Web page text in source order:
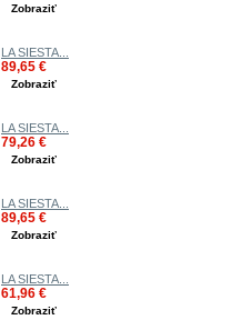
Zobraziť
LA SIESTA...
89,65 €
Zobraziť
LA SIESTA...
79,26 €
Zobraziť
LA SIESTA...
89,65 €
Zobraziť
LA SIESTA...
61,96 €
Zobraziť